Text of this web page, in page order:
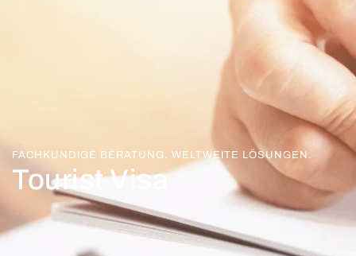
FACHKUNDIGE BERATUNG. WELTWEITE LÖSUNGEN.
Tourist Visa